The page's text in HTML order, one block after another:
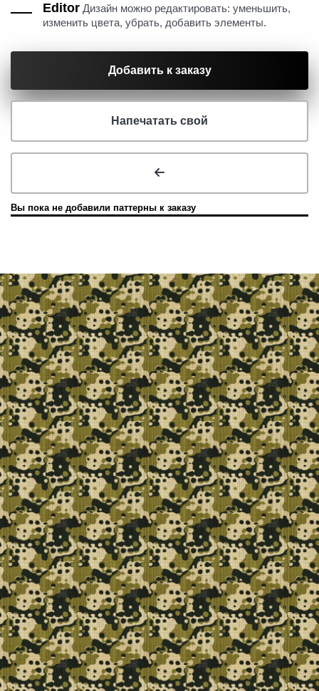
Editor Дизайн можно редактировать: уменьшить,
изменить цвета, убрать, добавить элементы.
Добавить к заказу
Напечатать свой
Вы пока не добавили паттерны к заказу